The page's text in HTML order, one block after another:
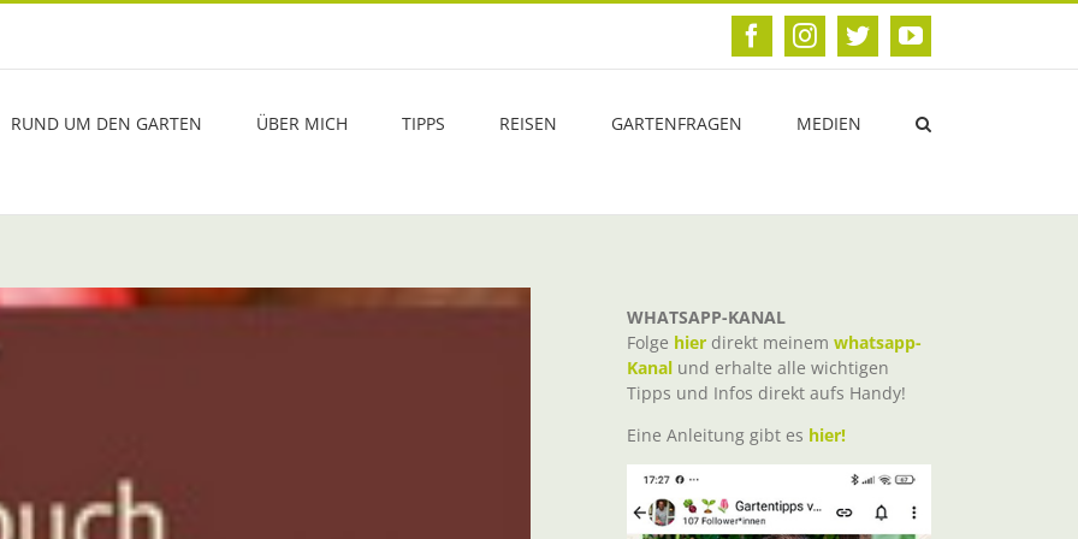
FacebookInstagram
TwitterYouTube
RUND UM DEN GARTEN ÜBER MICH TIPPS REISEN GARTENFRAGEN MEDIEN
WHATSAPP-KANAL
Folge hier direkt meinem whatsapp-
Kanal und erhalte alle wichtigen
Tipps und Infos direkt aufs Handy!
Eine Anleitung gibt es hier!